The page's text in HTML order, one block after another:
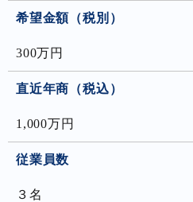
希望金額（税別）
300万円
直近年商（税込）
1,000万円
従業員数
３名